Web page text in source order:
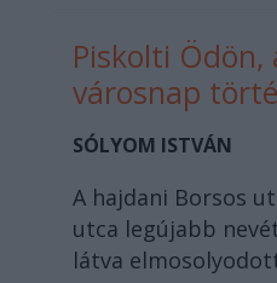
Piskolti Ödön,
városnap
SÓLYOM ISTVÁN
A hajdani Borsos
utca legújabb
látva